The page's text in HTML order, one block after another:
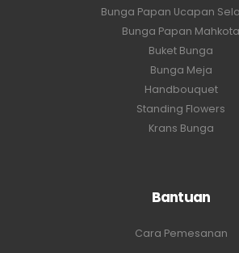
Bunga Papan Ucapan
Bunga Papan Mahkota
Buket Bunga
Bunga Meja
Handbouquet
Standing Flowers
Krans Bunga
Bantuan
Cara Pemesanan